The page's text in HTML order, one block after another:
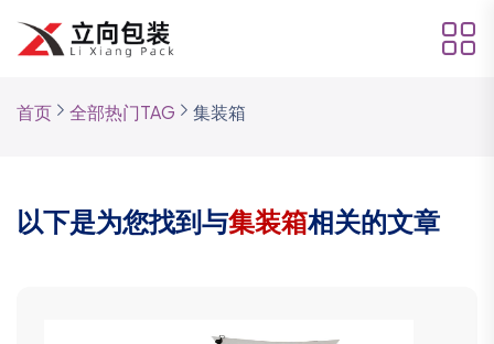
首页 全部热门TAG 集装箱
以下是为您找到与集装箱相关的文章